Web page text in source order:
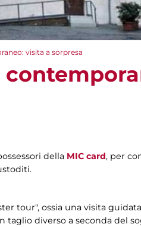
visita a sorpresa
della MIC card, per
tour", ossia una visita
taglio diverso a seconda del